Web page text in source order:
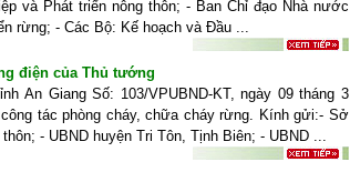
và Phát triển nông thôn; - Ban Chỉ đạo Nhà nước
rừng; - Các Bộ: Kế hoạch và Đầu ...
điện của Thủ tướng
An Giang Số: 103/VPUBND-KT, ngày 09 tháng 3
tác phòng cháy, chữa cháy rừng. Kính gửi:- Sở
- UBND huyện Tri Tôn, Tịnh Biên; - UBND ...